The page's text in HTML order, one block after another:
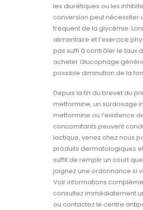
les diurétiques ou les
conversion peut nécessiter
fréquent de la glycémie.
alimentaire et l’exercice
pas suffi à contrôler le taux
acheter Glucophage
possible diminution de la
Depuis la fin du brevet du
metformine, un surdosage
metformine ou l’existence
concomitants peuvent
lactique, venez chez nous
produits dermatologiques
suffit de remplir un court
joignez une ordonnance si
Voir informations
consultez immédiatement
ou contactez le centre